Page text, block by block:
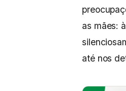
as mães:
até nos